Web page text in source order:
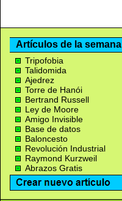
Artículos de la semana
Tripofobia
Talidomida
Ajedrez
Torre de Hanói
Bertrand Russell
Ley de Moore
Amigo Invisible
Base de datos
Baloncesto
Revolución Industrial
Raymond Kurzweil
Abrazos Gratis